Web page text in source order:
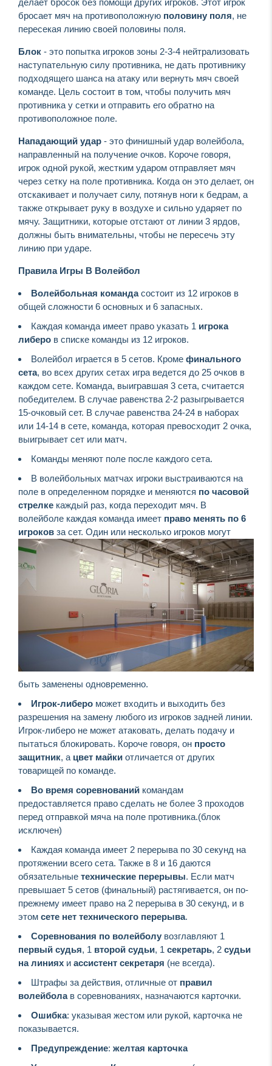
бросает мяч на противоположную половину поля, не
пересекая линию своей половины поля.
Блок - это попытка игроков зоны 2-3-4 нейтрализовать
наступательную силу противника, не дать противнику
подходящего шанса на атаку или вернуть мяч своей
команде. Цель состоит в том, чтобы получить мяч
противника у сетки и отправить его обратно на
противоположное поле.
Нападающий удар - это финишный удар волейбола,
направленный на получение очков. Короче говоря,
игрок одной рукой, жестким ударом отправляет мяч
через сетку на поле противника. Когда он это делает, он
отскакивает и получает силу, потянув ноги к бедрам, а
также открывает руку в воздухе и сильно ударяет по
мячу. Защитники, которые отстают от линии 3 ярдов,
должны быть внимательны, чтобы не пересечь эту
линию при ударе.
Правила Игры В Волейбол
Волейбольная командасостоит из 12 игроков в
общей сложности 6 основных и 6 запасных.
Каждая команда имеет право указать 1 игрока
либеро в списке команды из 12 игроков.
Волейбол играется в 5 сетов. Кроме финального
сета, во всех других сетах игра ведется до 25 очков в
каждом сете. Команда, выигравшая 3 сета, считается
победителем. В случае равенства 2-2 разыгрывается
15-очковый сет. В случае равенства 24-24 в наборах
или 14-14 в сете, команда, которая превосходит 2 очка,
выигрывает сет или матч.
Команды меняют поле после каждого сета.
В волейбольных матчах игроки выстраиваются на
поле в определенном порядке и меняются по часовой
стрелке каждый раз, когда переходит мяч. В
волейболе каждая команда имеет право менять по 6
игроков за сет. Один или несколько игроков могут
быть заменены одновременно.
Игрок-либеро может входить и выходить без
разрешения на замену любого из игроков задней линии.
Игрок-либеро не может атаковать, делать подачу и
пытаться блокировать. Короче говоря, он просто
защитник, а цвет майки отличается от других
товарищей по команде.
Во время соревнований командам
предоставляется право сделать не более 3 проходов
перед отправкой мяча на поле противника.(блок
исключен)
Каждая команда имеет 2 перерыва по 30 секунд на
протяжении всего сета. Также в 8 и 16 даются
обязательные технические перерывы. Если матч
превышает 5 сетов (финальный) растягивается, он по-
прежнему имеет право на 2 перерыва в 30 секунд, и в
этом сете нет технического перерыва.
Соревнования по волейболу возглавляют 1
первый судья, 1 второй судьи, 1 секретарь, 2 судьи
на линиях и ассистент секретаря (не всегда).
Штрафы за действия, отличные от правил
волейболав соревнованиях, назначаются карточки.
Ошибка: указывая жестом или рукой, карточка не
показывается.
Предупреждение: желтая карточка